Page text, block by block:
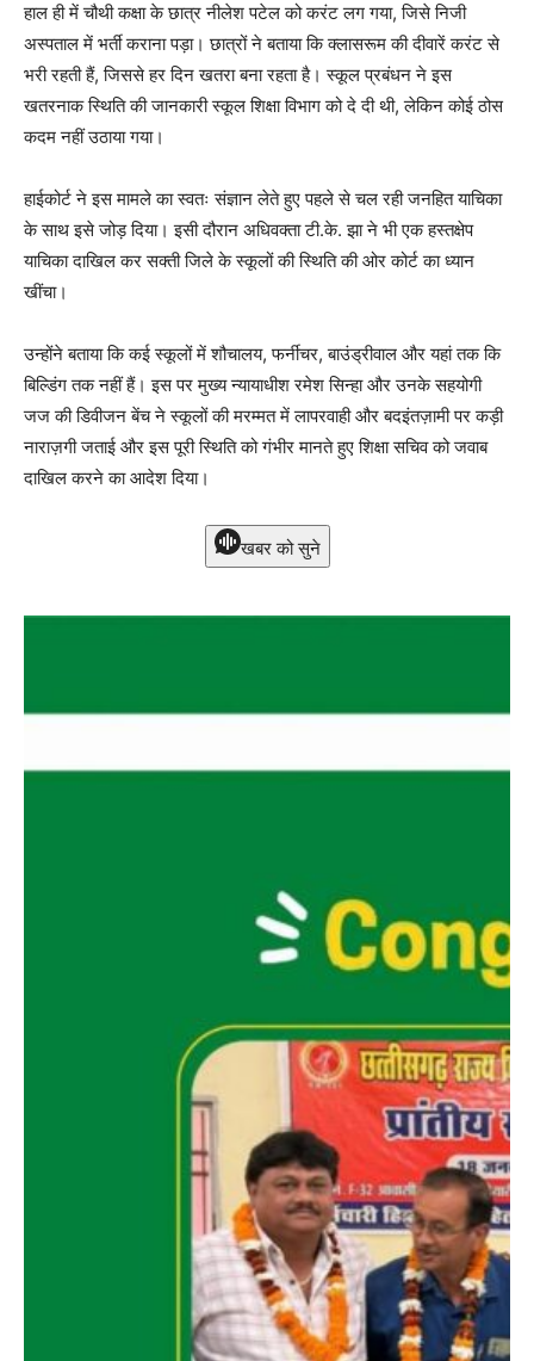
हाल ही में चौथी कक्षा के छात्र नीलेश पटेल को करंट लग गया, जिसे निजी
अस्पताल में भर्ती कराना पड़ा। छात्रों ने बताया कि क्लासरूम की दीवारें करंट से
भरी रहती हैं, जिससे हर दिन खतरा बना रहता है। स्कूल प्रबंधन ने इस
खतरनाक स्थिति की जानकारी स्कूल शिक्षा विभाग को दे दी थी, लेकिन कोई ठोस
कदम नहीं उठाया गया।
हाईकोर्ट ने इस मामले का स्वतः संज्ञान लेते हुए पहले से चल रही जनहित याचिका
के साथ इसे जोड़ दिया। इसी दौरान अधिवक्ता टी.के. झा ने भी एक हस्तक्षेप
याचिका दाखिल कर सक्ती जिले के स्कूलों की स्थिति की ओर कोर्ट का ध्यान
खींचा।
उन्होंने बताया कि कई स्कूलों में शौचालय, फर्नीचर, बाउंड्रीवाल और यहां तक कि
बिल्डिंग तक नहीं हैं। इस पर मुख्य न्यायाधीश रमेश सिन्हा और उनके सहयोगी
जज की डिवीजन बेंच ने स्कूलों की मरम्मत में लापरवाही और बदइंतज़ामी पर कड़ी
नाराज़गी जताई और इस पूरी स्थिति को गंभीर मानते हुए शिक्षा सचिव को जवाब
दाखिल करने का आदेश दिया।
खबर को सुने